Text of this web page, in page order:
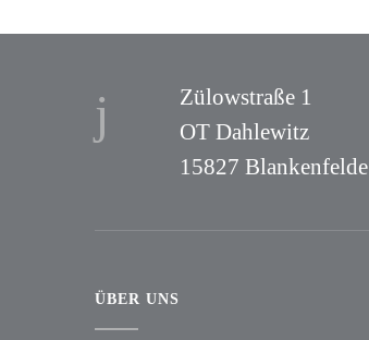
Zülowstraße 1
OT Dahlewitz
15827 Blankenfelde
ÜBER UNS